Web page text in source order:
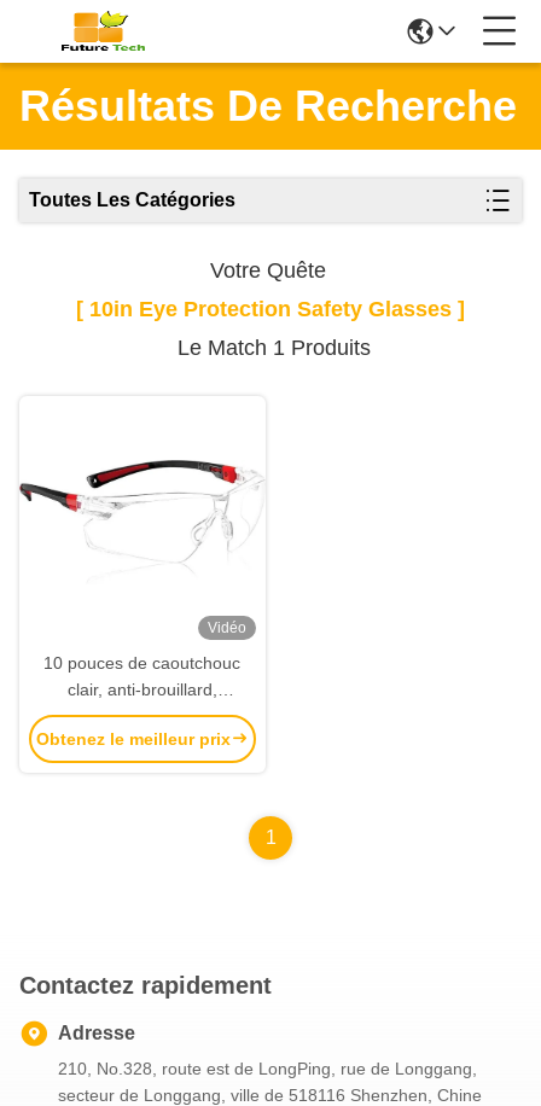
Résultats De Recherche
Toutes Les Catégories
Votre Quête
[ 10in Eye Protection Safety Glasses ]
Le Match 1 Produits
Vidéo
10 pouces de caoutchouc
clair, anti-brouillard,
protection contre les UV,
lunettes de sécurité
résistantes aux rayures
Obtenez le meilleur prix
1
Contactez rapidement
Adresse
210, No.328, route est de LongPing, rue de Longgang,
secteur de Longgang, ville de 518116 Shenzhen, Chine